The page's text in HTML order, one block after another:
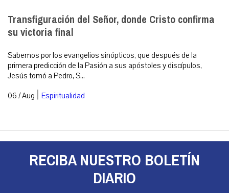
Transfiguración del Señor, donde Cristo confirma
su victoria final
Sabemos por los evangelios sinópticos, que después de la
primera predicción de la Pasión a sus apóstoles y discípulos,
Jesús tomó a Pedro, S...
06 / Aug | Espiritualidad
RECIBA NUESTRO BOLETÍN
DIARIO